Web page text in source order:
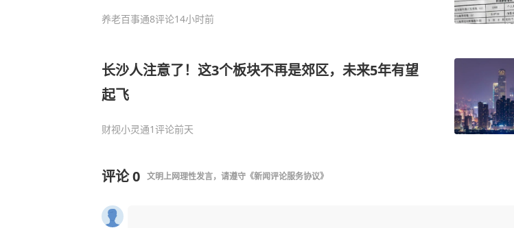
养老百事通8评论14小时前
长沙人注意了！这3个板块不再是郊区，未来5年有望
起飞
财视小灵通1评论前天
评论0 文明上网理性发言，请遵守 《新闻评论服务协议》